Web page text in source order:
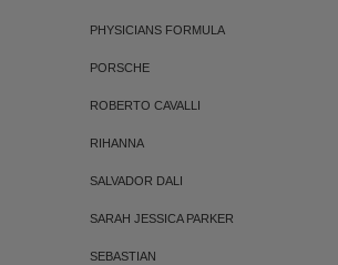
PHYSICIANS FORMULA
PORSCHE
ROBERTO CAVALLI
RIHANNA
SALVADOR DALI
SARAH JESSICA PARKER
SEBASTIAN